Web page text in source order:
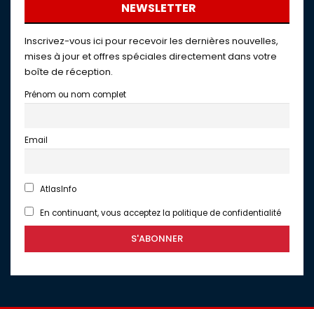
NEWSLETTER
Inscrivez-vous ici pour recevoir les dernières nouvelles,
mises à jour et offres spéciales directement dans votre
boîte de réception.
Prénom ou nom complet
Email
AtlasInfo
En continuant, vous acceptez la politique de confidentialité